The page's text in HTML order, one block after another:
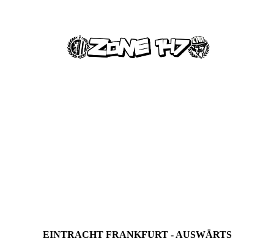
EINTRACHT FRANKFURT - AUSWÄRTS